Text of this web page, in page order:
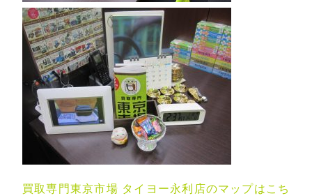
買取専門東京市場 タイヨー永利店のマップはこち